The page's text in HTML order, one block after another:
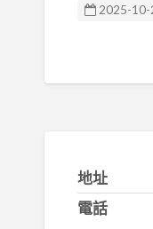
2025-10-
地址
電話